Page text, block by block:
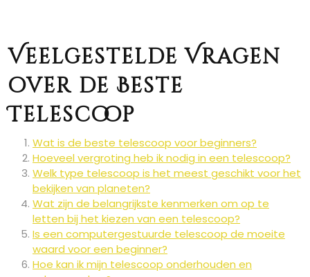
Veelgestelde Vragen
over de Beste
Telescoop
Wat is de beste telescoop voor beginners?
Hoeveel vergroting heb ik nodig in een telescoop?
Welk type telescoop is het meest geschikt voor het
bekijken van planeten?
Wat zijn de belangrijkste kenmerken om op te
letten bij het kiezen van een telescoop?
Is een computergestuurde telescoop de moeite
waard voor een beginner?
Hoe kan ik mijn telescoop onderhouden en